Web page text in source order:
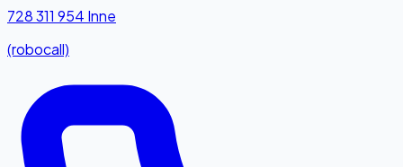
728 311 954 Inne
(robocall)